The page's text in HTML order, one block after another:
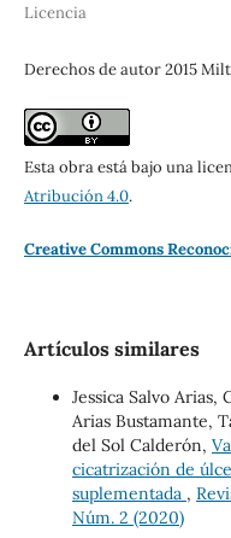
Licencia
Derechos de autor 2015
Esta obra está bajo una
Atribución 4.0.
Creative Commons
Artículos similares
Jessica Salvo Arias,
Arias Bustamante,
del Sol Calderón,
cicatrización de
suplementada ,
Núm. 2 (2020)